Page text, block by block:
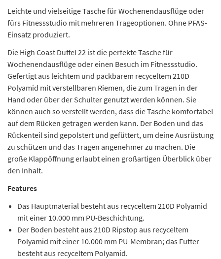
Leichte und vielseitige Tasche für Wochenendausflüge oder
fürs Fitnessstudio mit mehreren Trageoptionen. Ohne PFAS-
Einsatz produziert.
Die High Coast Duffel 22 ist die perfekte Tasche für
Wochenendausflüge oder einen Besuch im Fitnessstudio.
Gefertigt aus leichtem und packbarem recyceltem 210D
Polyamid mit verstellbaren Riemen, die zum Tragen in der
Hand oder über der Schulter genutzt werden können. Sie
können auch so verstellt werden, dass die Tasche komfortabel
auf dem Rücken getragen werden kann. Der Boden und das
Rückenteil sind gepolstert und gefüttert, um deine Ausrüstung
zu schützen und das Tragen angenehmer zu machen. Die
große Klappöffnung erlaubt einen großartigen Überblick über
den Inhalt.
Features
Das Hauptmaterial besteht aus recyceltem 210D Polyamid
mit einer 10.000 mm PU-Beschichtung.
Der Boden besteht aus 210D Ripstop aus recyceltem
Polyamid mit einer 10.000 mm PU-Membran; das Futter
besteht aus recyceltem Polyamid.